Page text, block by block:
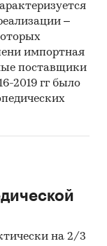
–
импортная
поставщики
2019 гг было
на 2/3